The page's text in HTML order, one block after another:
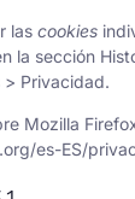
las cookies
la sección
> Privacidad.
Mozilla
es-ES/